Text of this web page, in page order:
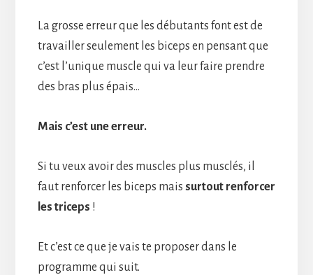
La grosse erreur que les débutants font est de
travailler seulement les biceps en pensant que
c’est l’unique muscle qui va leur faire prendre
des bras plus épais…
Mais c’est une erreur.
Si tu veux avoir des muscles plus musclés, il
faut renforcer les biceps mais surtout renforcer
les triceps !
Et c’est ce que je vais te proposer dans le
programme qui suit.